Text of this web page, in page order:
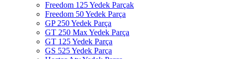
Freedom 125 Yedek Parçak
Freedom 50 Yedek Parça
GP 250 Yedek Parça
GT 250 Max Yedek Parça
GT 125 Yedek Parça
GS 525 Yedek Parça